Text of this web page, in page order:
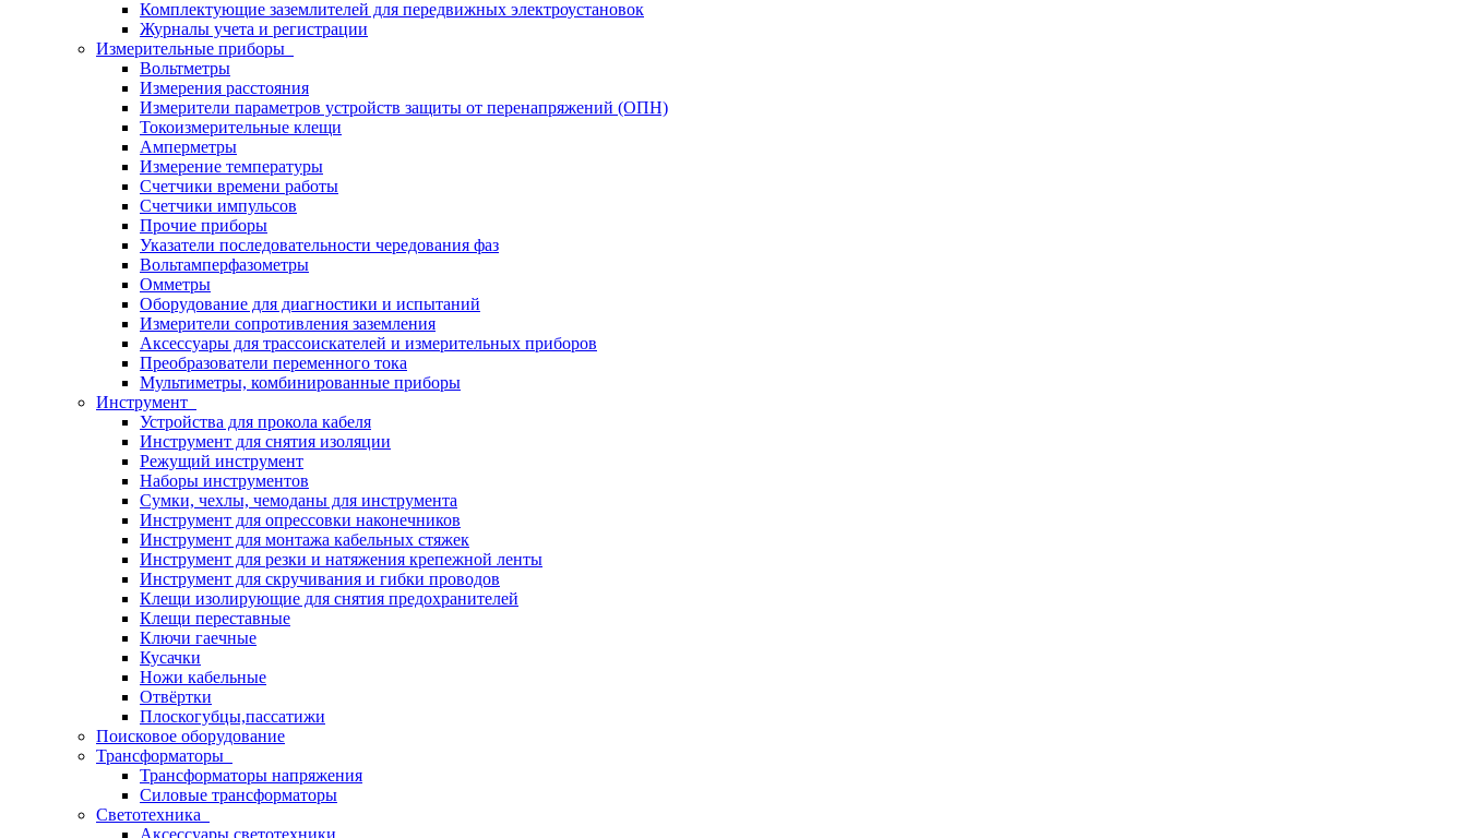
Комплектующие заземлителей для передвижных электроустановок
Журналы учета и регистрации
Измерительные приборы
Вольтметры
Измерения расстояния
Измерители параметров устройств защиты от перенапряжений (ОПН)
Токоизмерительные клещи
Амперметры
Измерение температуры
Счетчики времени работы
Счетчики импульсов
Прочие приборы
Указатели последовательности чередования фаз
Вольтамперфазометры
Омметры
Оборудование для диагностики и испытаний
Измерители сопротивления заземления
Аксессуары для трассоискателей и измерительных приборов
Преобразователи переменного тока
Мультиметры, комбинированные приборы
Инструмент
Устройства для прокола кабеля
Инструмент для снятия изоляции
Режущий инструмент
Наборы инструментов
Сумки, чехлы, чемоданы для инструмента
Инструмент для опрессовки наконечников
Инструмент для монтажа кабельных стяжек
Инструмент для резки и натяжения крепежной ленты
Инструмент для скручивания и гибки проводов
Клещи изолирующие для снятия предохранителей
Клещи переставные
Ключи гаечные
Кусачки
Ножи кабельные
Отвёртки
Плоскогубцы,пассатижи
Поисковое оборудование
Трансформаторы
Трансформаторы напряжения
Силовые трансформаторы
Светотехника
Аксессуары светотехники